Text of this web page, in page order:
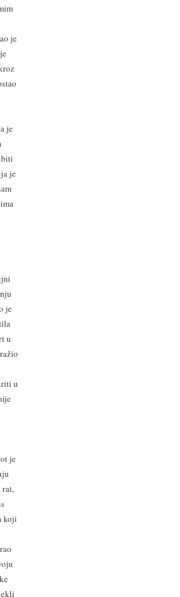
je
je
je
je
u
u
je
rat,
koji